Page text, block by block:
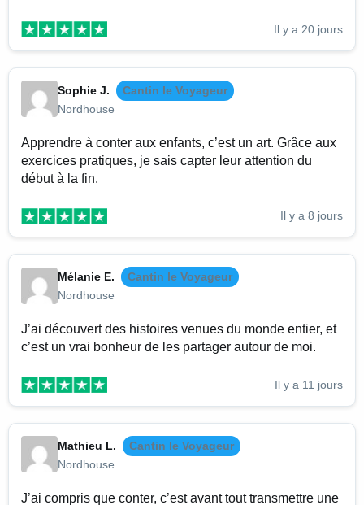
Il y a 20 jours
Sophie J.
Cantin le Voyageur
Nordhouse
Apprendre à conter aux enfants, c’est un art. Grâce aux
exercices pratiques, je sais capter leur attention du
début à la fin.
Il y a 8 jours
Mélanie E.
Cantin le Voyageur
Nordhouse
J’ai découvert des histoires venues du monde entier, et
c’est un vrai bonheur de les partager autour de moi.
Il y a 11 jours
Mathieu L.
Cantin le Voyageur
Nordhouse
J’ai compris que conter, c’est avant tout transmettre une